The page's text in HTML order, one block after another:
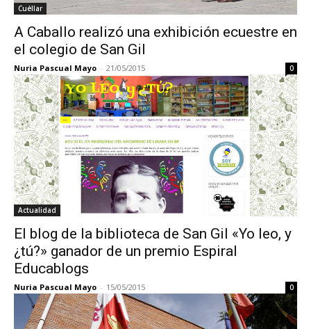
Cuéllar
A Caballo realizó una exhibición ecuestre en
el colegio de San Gil
Nuria Pascual Mayo - 21/05/2015 0
Actualidad
El blog de la biblioteca de San Gil «Yo leo, y
¿tú?» ganador de un premio Espiral
Educablogs
Nuria Pascual Mayo - 15/05/2015 0